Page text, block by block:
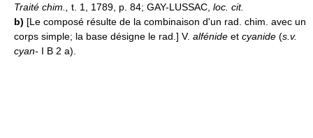
Traité chim., t. 1, 1789, p. 84; GAY-LUSSAC, loc. cit.
b) [Le composé résulte de la combinaison d'un rad. chim. avec un
corps simple; la base désigne le rad.] V. alfénide et cyanide (s.v.
cyan- I B 2 a).